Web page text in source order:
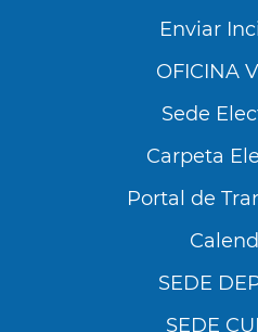
Utilizamos cookies
analizar nuestros
publicidad relacionada
base a un perfil
visitadas). Puedes
configurar tus
Enviar
OFICINA
Sede
Carpeta
Portal de
SEDE
SEDE